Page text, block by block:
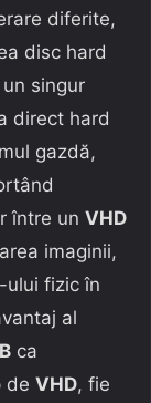
diferite,
disc hard
singur
direct hard
gazdă,
între un VHD
imaginii,
ului fizic în
al
ca
de VHD, fie